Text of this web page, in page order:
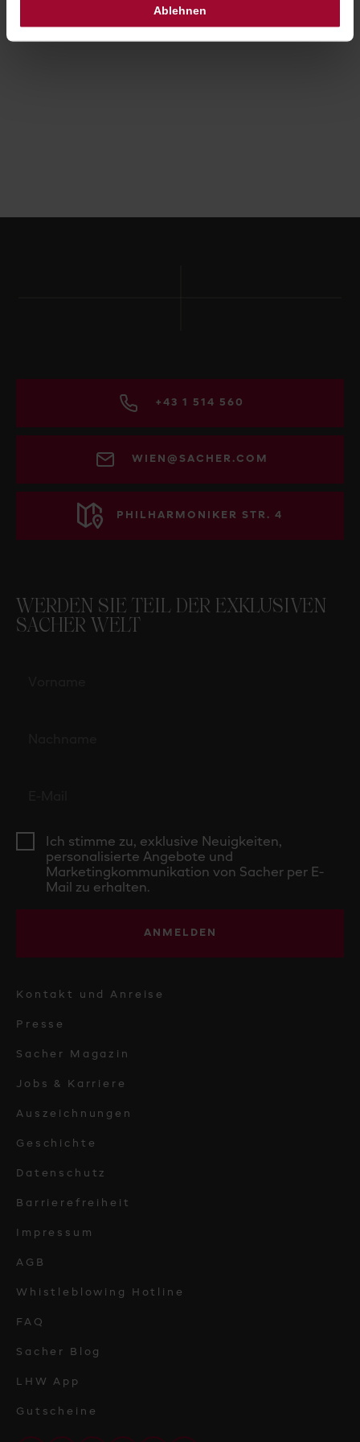
Ablehnen
+43 1 514 560
WIEN@SACHER.COM
PHILHARMONIKER STR. 4
WERDEN SIE TEIL DER EXKLUSIVEN
SACHER WELT
Ich stimme zu, exklusive Neuigkeiten,
personalisierte Angebote und
Marketingkommunikation von Sacher per E-
Mail zu erhalten.
ANMELDEN
Kontakt und Anreise
Presse
Sacher Magazin
Jobs & Karriere
Auszeichnungen
Geschichte
Datenschutz
Barrierefreiheit
Impressum
AGB
Whistleblowing Hotline
FAQ
Sacher Blog
LHW App
Gutscheine